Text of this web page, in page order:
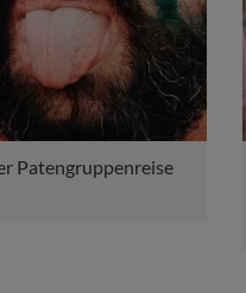
Patengruppenreise